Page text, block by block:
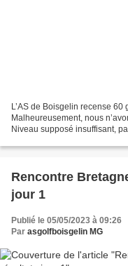
L’AS de Boisgelin recense 60
Malheureusement, nous
Niveau supposé insuffisant,
Rencontre
jour 1
Publié le 05/05/2023 à 09:26
Par asgolfboisgelin MG